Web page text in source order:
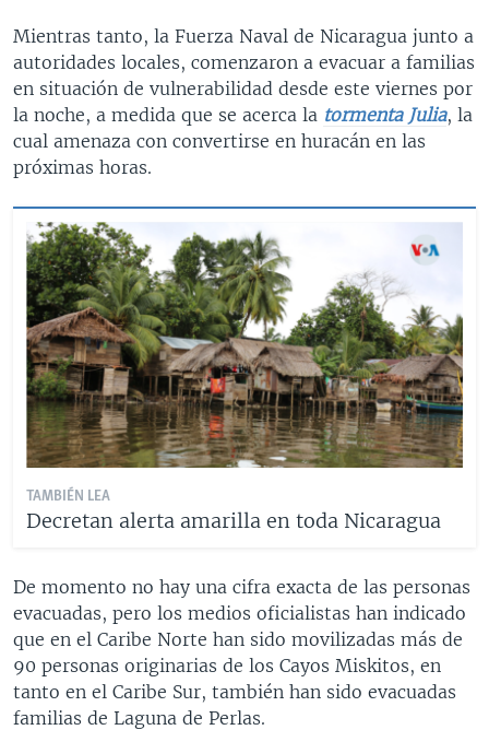
Mientras tanto, la Fuerza Naval de Nicaragua junto a
autoridades locales, comenzaron a evacuar a familias
en situación de vulnerabilidad desde este viernes por
la noche, a medida que se acerca la tormenta Julia, la
cual amenaza con convertirse en huracán en las
próximas horas.
TAMBIÉN LEA
Decretan alerta amarilla en toda Nicaragua
De momento no hay una cifra exacta de las personas
evacuadas, pero los medios oficialistas han indicado
que en el Caribe Norte han sido movilizadas más de
90 personas originarias de los Cayos Miskitos, en
tanto en el Caribe Sur, también han sido evacuadas
familias de Laguna de Perlas.